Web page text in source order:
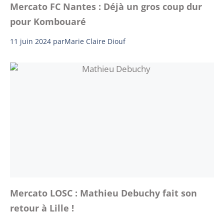
Mercato FC Nantes : Déjà un gros coup dur
pour Kombouaré
11 juin 2024 parMarie Claire Diouf
Mercato LOSC : Mathieu Debuchy fait son
retour à Lille !